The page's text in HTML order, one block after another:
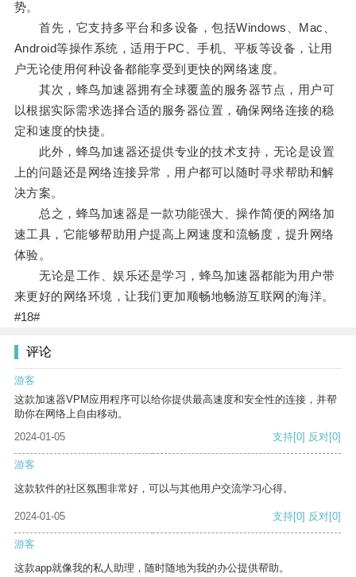
势。
首先，它支持多平台和多设备，包括Windows、Mac、
Android等操作系统，适用于PC、手机、平板等设备，让用
户无论使用何种设备都能享受到更快的网络速度。
其次，蜂鸟加速器拥有全球覆盖的服务器节点，用户可
以根据实际需求选择合适的服务器位置，确保网络连接的稳
定和速度的快捷。
此外，蜂鸟加速器还提供专业的技术支持，无论是设置
上的问题还是网络连接异常，用户都可以随时寻求帮助和解
决方案。
总之，蜂鸟加速器是一款功能强大、操作简便的网络加
速工具，它能够帮助用户提高上网速度和流畅度，提升网络
体验。
无论是工作、娱乐还是学习，蜂鸟加速器都能为用户带
来更好的网络环境，让我们更加顺畅地畅游互联网的海洋。
#18#
评论
游客
这款加速器VPM应用程序可以给你提供最高速度和安全性的连接，并帮
助你在网络上自由移动。
2024-01-05
支持[0] 反对[0]
游客
这款软件的社区氛围非常好，可以与其他用户交流学习心得。
2024-01-05 支持[0] 反对[0]
游客
这款app就像我的私人助理，随时随地为我的办公提供帮助。